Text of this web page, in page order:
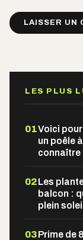
LES PLUS
01Voici
un poêle
connaître
02Les
balcon :
plein
03Prime de